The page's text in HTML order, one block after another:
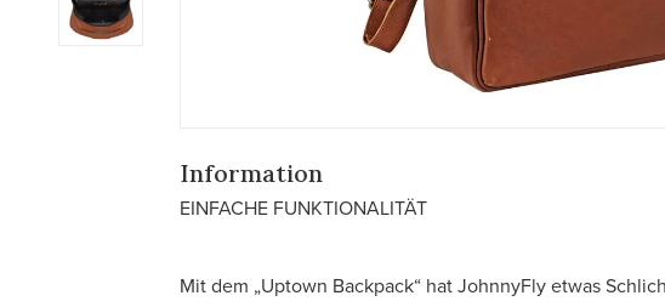
Information
EINFACHE FUNKTIONALITÄT
Mit dem „Uptown Backpack“ hat JohnnyFly etwas